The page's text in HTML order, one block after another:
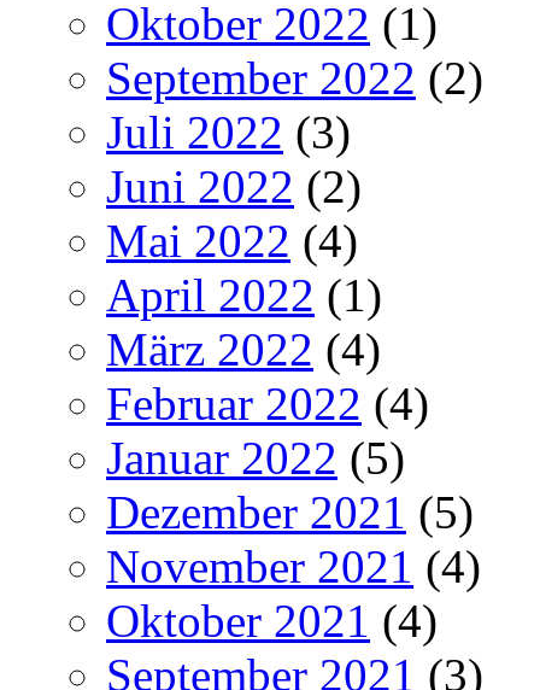
Oktober 2022 (1)
September 2022 (2)
Juli 2022 (3)
Juni 2022 (2)
Mai 2022 (4)
April 2022 (1)
März 2022 (4)
Februar 2022 (4)
Januar 2022 (5)
Dezember 2021 (5)
November 2021 (4)
Oktober 2021 (4)
September 2021 (3)